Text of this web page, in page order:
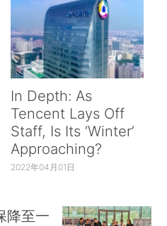
In Depth: As
Tencent Lays Off
Staff, Is Its ‘Winter’
Approaching?
2022年04月01日
降至一